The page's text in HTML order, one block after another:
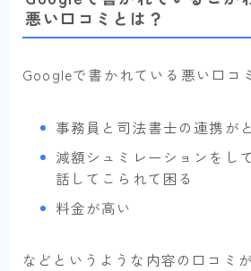
悪い口コミとは？
Googleで書かれている悪い口コ
事務員と司法書士の連携が
減額シュミレーションをし
話してこられて困る
料金が高い
などというような内容の口コミ